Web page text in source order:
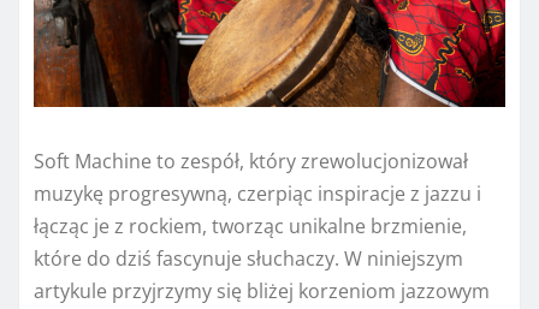
Soft Machine to zespół, który zrewolucjonizował
muzykę progresywną, czerpiąc inspiracje z jazzu i
łącząc je z rockiem, tworząc unikalne brzmienie,
które do dziś fascynuje słuchaczy. W niniejszym
artykule przyjrzymy się bliżej korzeniom jazzowym